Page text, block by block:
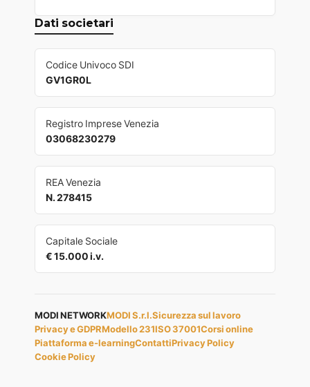
Dati societari
Codice Univoco SDI
GV1GR0L
Registro Imprese Venezia
03068230279
REA Venezia
N. 278415
Capitale Sociale
€ 15.000 i.v.
MODI NETWORKMODI S.r.l.Sicurezza sul lavoro
Privacy e GDPRModello 231ISO 37001Corsi online
Piattaforma e-learningContattiPrivacy Policy
Cookie Policy